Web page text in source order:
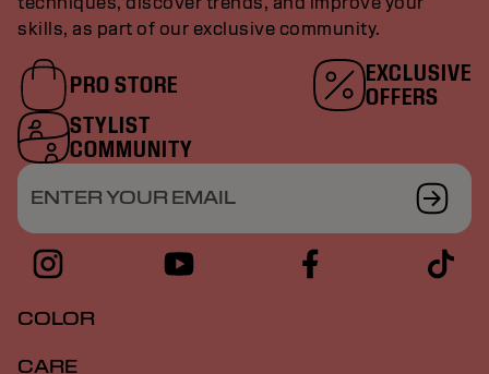
skills, as part of our exclusive community.
PRO STORE
EXCLUSIVE
OFFERS
STYLIST
COMMUNITY
ENTER YOUR EMAIL
COLOR
CARE